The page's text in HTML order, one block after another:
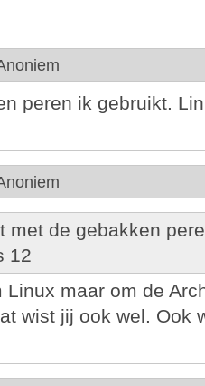
peren ik gebruikt.
met de gebakken
12
Linux maar om de
wist jij ook wel. Ook